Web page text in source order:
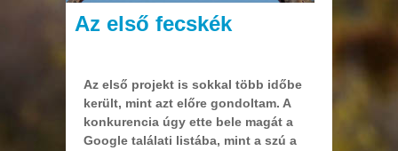
Az első fecskék
Az első projekt is sokkal több időbe
került, mint azt előre gondoltam. A
konkurencia úgy ette bele magát a
Google találati listába, mint a szú a